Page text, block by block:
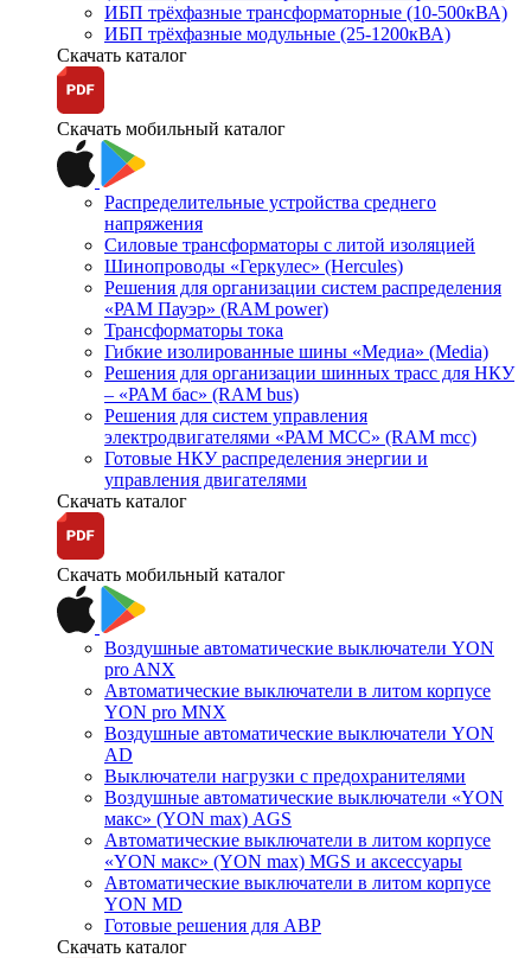
ИБП трёхфазные трансформаторные (10-500кВА)
ИБП трёхфазные модульные (25-1200кВА)
Скачать каталог
Скачать мобильный каталог
Распределительные устройства среднего
напряжения
Силовые трансформаторы с литой изоляцией
Шинопроводы «Геркулес» (Hercules)
Решения для организации систем распределения
«РАМ Пауэр» (RAM power)
Трансформаторы тока
Гибкие изолированные шины «Медиа» (Media)
Решения для организации шинных трасс для НКУ
– «РАМ бас» (RAM bus)
Решения для систем управления
электродвигателями «РАМ МСС» (RAM mcc)
Готовые НКУ распределения энергии и
управления двигателями
Скачать каталог
Скачать мобильный каталог
Воздушные автоматические выключатели YON
pro ANX
Автоматические выключатели в литом корпусе
YON pro MNX
Воздушные автоматические выключатели YON
AD
Выключатели нагрузки с предохранителями
Воздушные автоматические выключатели «YON
макс» (YON max) AGS
Автоматические выключатели в литом корпусе
«YON макс» (YON max) MGS и аксессуары
Автоматические выключатели в литом корпусе
YON MD
Готовые решения для АВР
Скачать каталог